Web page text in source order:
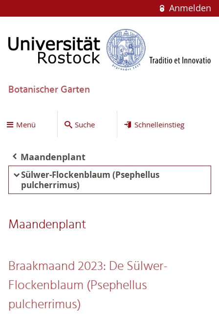
Anmelden
Botanischer Garten
Menü Suche Schnelleinstieg
Maandenplant
Sülwer-Flockenblaum (Psephellus
pulcherrimus)
Maandenplant
Braakmaand 2023: De Sülwer-
Flockenblaum (Psephellus
pulcherrimus)